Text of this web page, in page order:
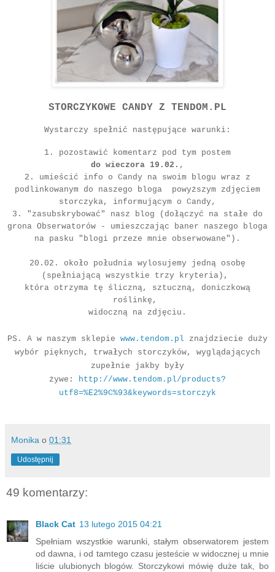
STORCZYKOWE CANDY Z TENDOM.PL
Wystarczy spełnić następujące warunki:
1. pozostawić komentarz pod tym postem
do wieczora 19.02. ,
2. umieścić info o Candy na swoim blogu wraz z
podlinkowanym do naszego bloga powyższym zdjęciem
storczyka, informującym o Candy,
3. "zasubskrybować" nasz blog (dołączyć na stałe do
grona Obserwatorów - umieszczając baner naszego bloga
na pasku "blogi przeze mnie obserwowane").
20.02. około południa wylosujemy jedną osobę
(spełniającą wszystkie trzy kryteria),
która otrzyma tę śliczną, sztuczną, doniczkową
roślinkę,
widoczną na zdjęciu.
PS. A w naszym sklepie www.tendom.pl znajdziecie duży
wybór pięknych, trwałych storczyków, wyglądających
zupełnie jakby były
żywe:
http://www.tendom.pl/products?
utf8=%E2%9C%93&keywords=storczyk
Monika o 01:31
Udostępnij
49 komentarzy:
Black Cat 13 lutego 2015 04:21
Spełniam wszystkie warunki, stałym obserwatorem jestem
od dawna, i od tamtego czasu jesteście w widocznej u mnie
liście ulubionych blogów. Storczykowi mówię duże tak, bo